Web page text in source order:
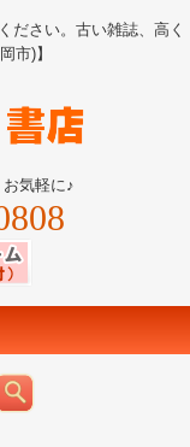
ださい。古い雑誌、高く
市)】
気軽に♪